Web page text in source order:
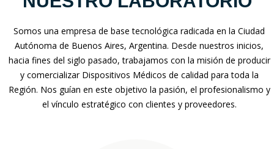
Somos una empresa de base tecnológica radicada en la Ciudad
Autónoma de Buenos Aires, Argentina. Desde nuestros inicios,
hacia fines del siglo pasado, trabajamos con la misión de producir
y comercializar Dispositivos Médicos de calidad para toda la
Región. Nos guían en este objetivo la pasión, el profesionalismo y
el vínculo estratégico con clientes y proveedores.